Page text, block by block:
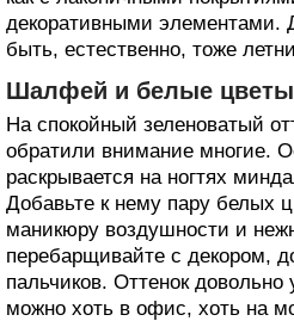
декоративными элементами.
быть, естественно, тоже
Шалфей и белые цветы
На спокойный зеленоватый
обратили внимание многие.
раскрывается на ногтях
Добавьте к нему пару белых
маникюру воздушности и
перебарщивайте с декором,
пальчиков. Оттенок
можно хоть в офис, хоть на